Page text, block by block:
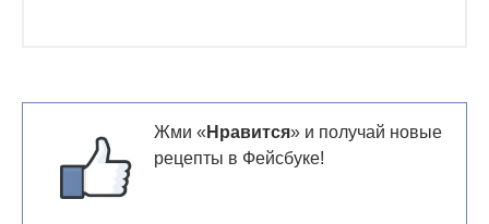
Жми « Нравится» и получай новые
рецепты в Фейсбуке!